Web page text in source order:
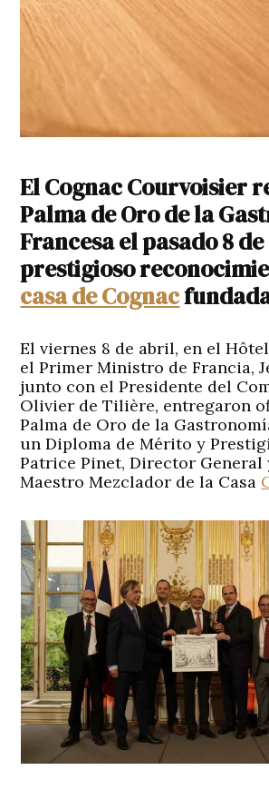
El Cognac Courvoisier
Palma de Oro de la
Francesa el pasado 8
prestigioso
casa de Cognac
El viernes 8 de abril, en el
el Primer Ministro de Francia,
junto con el Presidente del
Olivier de Tilière, entregaron
Palma de Oro de la
un Diploma de Mérito y
Patrice Pinet, Director General
Maestro Mezclador de la Casa